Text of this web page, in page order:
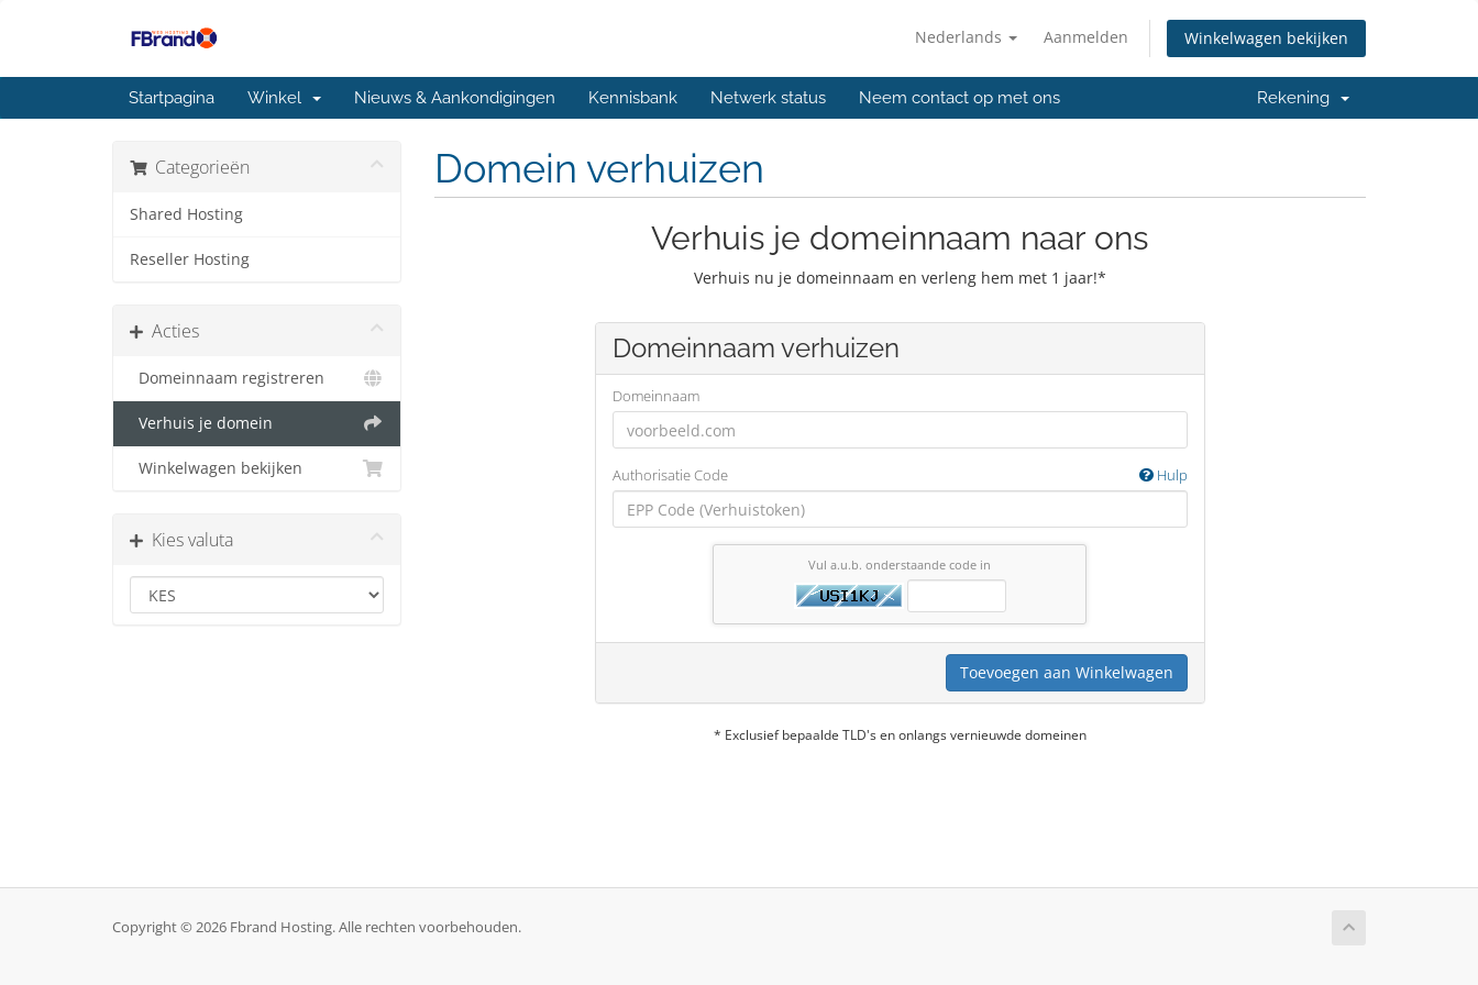
Nederlands Aanmelden Winkelwagen bekijken
Startpagina Winkel Nieuws & Aankondigingen Kennisbank Netwerk status Neem contact op met ons Rekening
Categorieën
Shared Hosting
Reseller Hosting
Acties
Domeinnaam registreren
Verhuis je domein
Winkelwagen bekijken
Kies valuta
Domein verhuizen
Verhuis je domeinnaam naar ons
Verhuis nu je domeinnaam en verleng hem met 1 jaar!*
Domeinnaam verhuizen
Domeinnaam
Authorisatie Code Hulp
Vul a.u.b. onderstaande code in
Toevoegen aan Winkelwagen
* Exclusief bepaalde TLD's en onlangs vernieuwde domeinen
Copyright © 2026 Fbrand Hosting. Alle rechten voorbehouden.